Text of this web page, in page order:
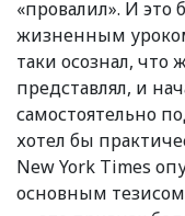
«провалил». И
жизненным
таки осознал, что
представлял, и
самостоятельно
хотел бы
New York Times
основным